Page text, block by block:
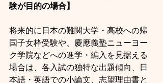
験が目的の場合】
将来的に日本の難関大学・高校への帰
国子女枠受験や、慶應義塾ニューヨー
ク学院などへの進学・編入を見据える
場合は、各入試の独特な出題傾向、日
本語・英語での小論文、志望理由書と